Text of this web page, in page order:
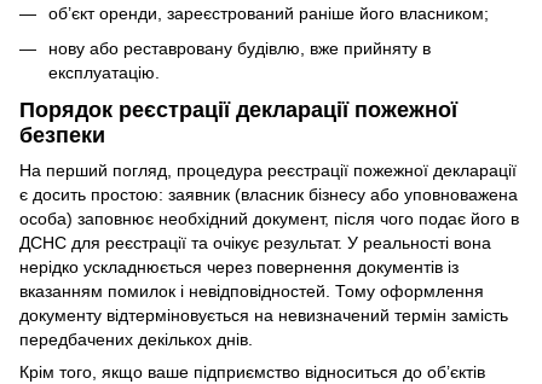
об’єкт оренди, зареєстрований раніше його власником;
нову або реставровану будівлю, вже прийняту в
експлуатацію.
Порядок реєстрації декларації пожежної
безпеки
На перший погляд, процедура реєстрації пожежної декларації
є досить простою: заявник (власник бізнесу або уповноважена
особа) заповнює необхідний документ, після чого подає його в
ДСНС для реєстрації та очікує результат. У реальності вона
нерідко ускладнюється через повернення документів із
вказанням помилок і невідповідностей. Тому оформлення
документу відтерміновується на невизначений термін замість
передбачених декількох днів.
Крім того, якщо ваше підприємство відноситься до об’єктів